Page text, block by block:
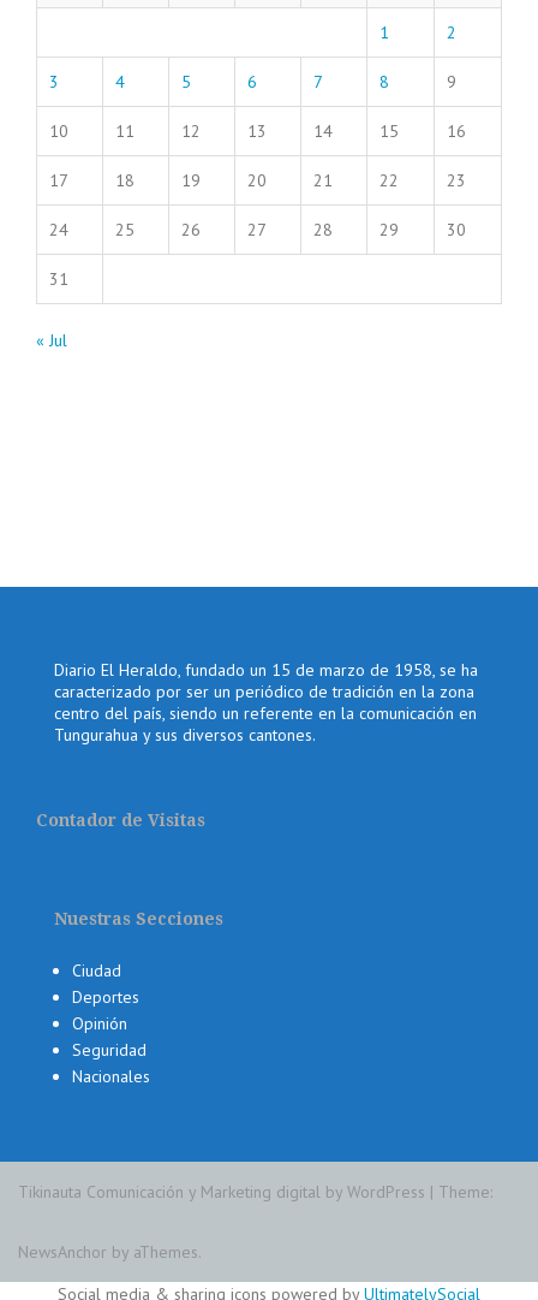
1 2
3 4 5 6 7 8 9
10 11 12 13 14 15 16
17 18 19 20 21 22 23
24 25 26 27 28 29 30
31
« Jul
Diario El Heraldo, fundado un 15 de marzo de 1958, se ha
caracterizado por ser un periódico de tradición en la zona
centro del país, siendo un referente en la comunicación en
Tungurahua y sus diversos cantones.
Contador de Visitas
Nuestras Secciones
Ciudad
Deportes
Opinión
Seguridad
Nacionales
Tikinauta Comunicación y Marketing digital by WordPress | Theme:
NewsAnchor by aThemes.
Social media & sharing icons powered byUltimatelySocial